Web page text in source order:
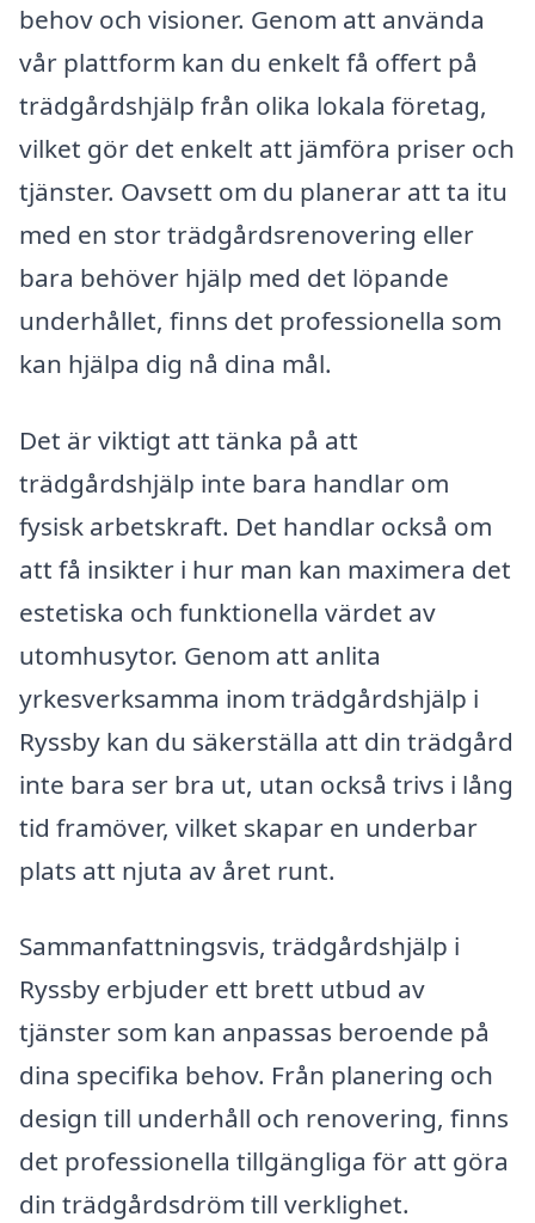
behov och visioner. Genom att använda
vår plattform kan du enkelt få offert på
trädgårdshjälp från olika lokala företag,
vilket gör det enkelt att jämföra priser och
tjänster. Oavsett om du planerar att ta itu
med en stor trädgårdsrenovering eller
bara behöver hjälp med det löpande
underhållet, finns det professionella som
kan hjälpa dig nå dina mål.
Det är viktigt att tänka på att
trädgårdshjälp inte bara handlar om
fysisk arbetskraft. Det handlar också om
att få insikter i hur man kan maximera det
estetiska och funktionella värdet av
utomhusytor. Genom att anlita
yrkesverksamma inom trädgårdshjälp i
Ryssby kan du säkerställa att din trädgård
inte bara ser bra ut, utan också trivs i lång
tid framöver, vilket skapar en underbar
plats att njuta av året runt.
Sammanfattningsvis, trädgårdshjälp i
Ryssby erbjuder ett brett utbud av
tjänster som kan anpassas beroende på
dina specifika behov. Från planering och
design till underhåll och renovering, finns
det professionella tillgängliga för att göra
din trädgårdsdröm till verklighet.